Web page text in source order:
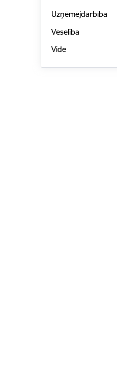
Uzņēmējdarbība
Veselība
Vide